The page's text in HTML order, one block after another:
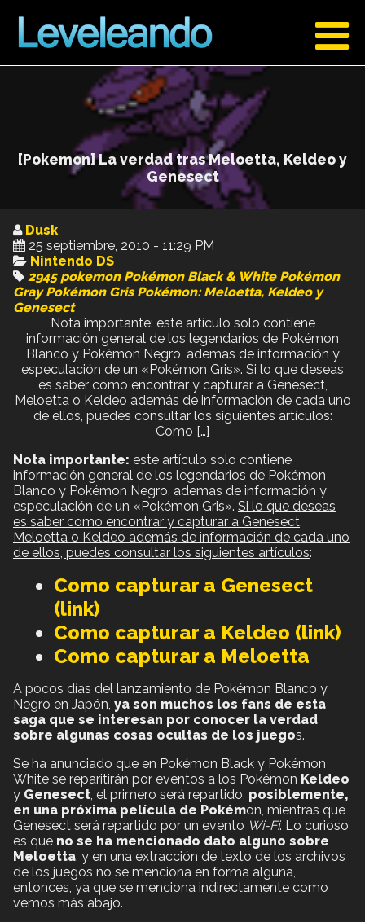
[Pokemon] La verdad tras Meloetta, Keldeo y
Genesect
Dusk
25 septiembre, 2010 - 11:29 PM
Nintendo DS
2945 pokemon Pokémon Black & White Pokémon
Gray Pokémon Gris Pokémon: Meloetta, Keldeo y
Genesect
Nota importante: este artículo solo contiene
información general de los legendarios de Pokémon
Blanco y Pokémon Negro, ademas de información y
especulación de un «Pokémon Gris». Si lo que deseas
es saber como encontrar y capturar a Genesect,
Meloetta o Keldeo además de información de cada uno
de ellos, puedes consultar los siguientes artículos:
Como […]
Nota importante: este artículo solo contiene
información general de los legendarios de Pokémon
Blanco y Pokémon Negro, ademas de información y
especulación de un «Pokémon Gris». Si lo que deseas
es saber como encontrar y capturar a Genesect,
Meloetta o Keldeo además de información de cada uno
de ellos, puedes consultar los siguientes artículos:
Como capturar a Genesect
(link)
Como capturar a Keldeo (link)
Como capturar a Meloetta
A pocos días del lanzamiento de Pokémon Blanco y
Negro en Japón, ya son muchos los fans de esta
saga que se interesan por conocer la verdad
sobre algunas cosas ocultas de los juegos.
Se ha anunciado que en Pokémon Black y Pokémon
White se reparitirán por eventos a los Pokémon Keldeo
y Genesect , el primero será repartido, posiblemente,
en una próxima película de Pokémon, mientras que
Genesect será repartido por un evento Wi-Fi. Lo curioso
es que no se ha mencionado dato alguno sobre
Meloetta , y en una extracción de texto de los archivos
de los juegos no se menciona en forma alguna,
entonces, ya que se menciona indirectamente como
vemos más abajo.